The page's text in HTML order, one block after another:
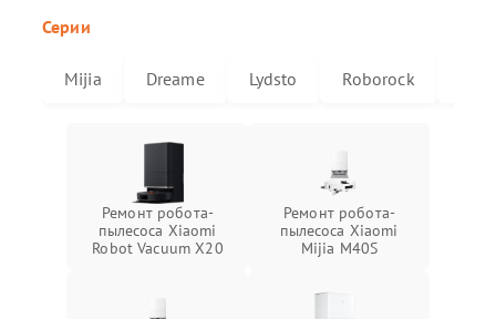
Серии
Mijia Dreame Lydsto Roborock
Ремонт робота-
пылесоса Xiaomi
Robot Vacuum X20
Ремонт робота-
пылесоса Xiaomi
Mijia M40S